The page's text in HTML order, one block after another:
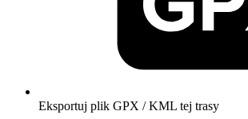
Eksportuj plik GPX / KML tej trasy